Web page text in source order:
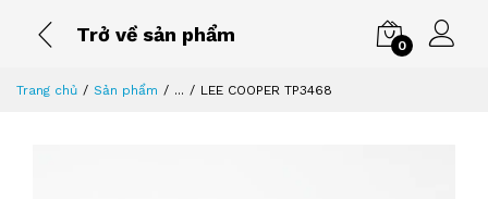
Trở về sản phẩm
0
Trang chủ Sản phẩm ... LEE COOPER TP3468